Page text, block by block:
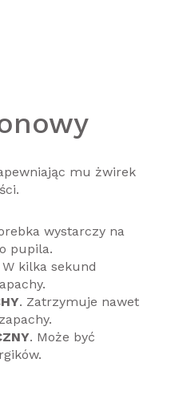
mu żwirek
wystarczy na
pupila.
W kilka sekund
. Zatrzymuje nawet
. Może być